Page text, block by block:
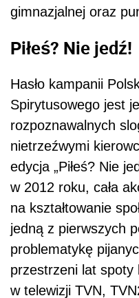
gimnazjalnej oraz
Piłeś? Nie jedź!
Hasło kampanii
Spirytusowego jest
rozpoznawalnych
nietrzeźwymi
edycja „Piłeś? Nie
w 2012 roku, cała
na kształtowanie
jedną z pierwszych
problematykę
przestrzeni lat spoty
w telewizji TVN,